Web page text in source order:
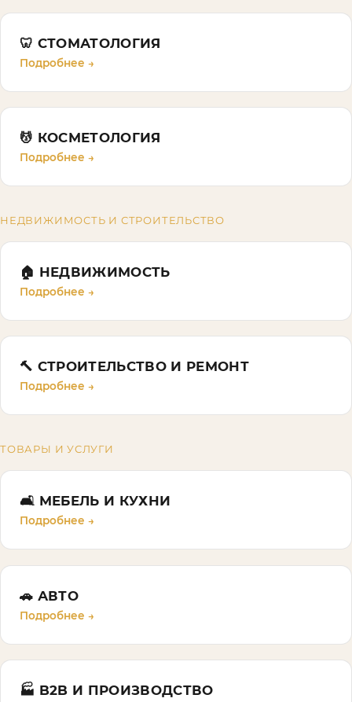
🦷 СТОМАТОЛОГИЯ
Подробнее →
💆 КОСМЕТОЛОГИЯ
Подробнее →
НЕДВИЖИМОСТЬ И СТРОИТЕЛЬСТВО
🏠 НЕДВИЖИМОСТЬ
Подробнее →
🔨 СТРОИТЕЛЬСТВО И РЕМОНТ
Подробнее →
ТОВАРЫ И УСЛУГИ
🛋️ МЕБЕЛЬ И КУХНИ
Подробнее →
🚗 АВТО
Подробнее →
🏭 B2B И ПРОИЗВОДСТВО